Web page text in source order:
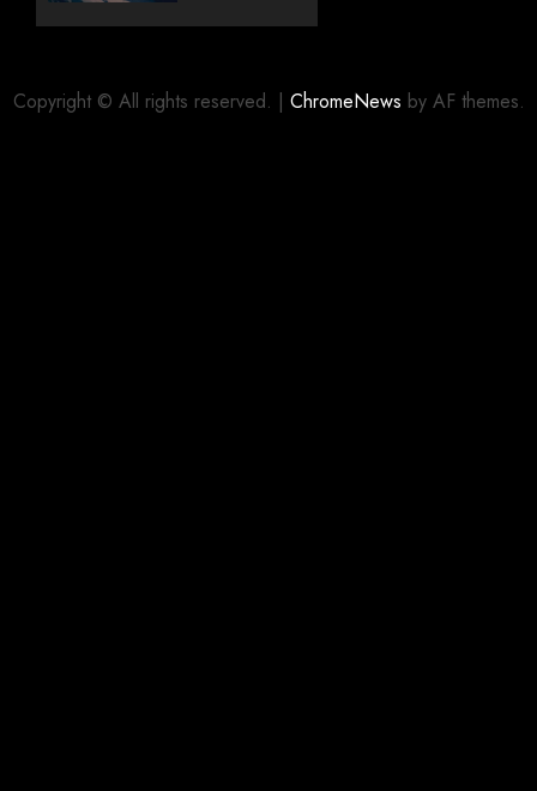
Copyright © All rights reserved. | ChromeNews by AF themes.